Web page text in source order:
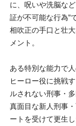
に、呪いや洗脳な
証が不可能な行為”
相吹正の手口と壮
メント。
ある特別な能力で
ヒーロー役に挑戦
ルされない刑事・
真面目な新人刑事
ートを受けて更生